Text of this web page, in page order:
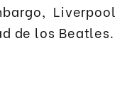
Liverpool
de los Beatles.